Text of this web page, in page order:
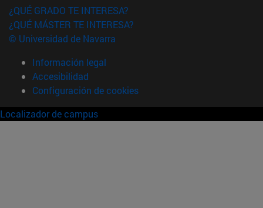
¿QUÉ GRADO TE INTERESA?
¿QUÉ MÁSTER TE INTERESA?
© Universidad de Navarra
Información legal
Accesibilidad
Configuración de cookies
Localizador de campus